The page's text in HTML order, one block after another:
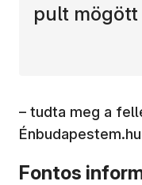
pult mögött
– tudta meg a
Fontos